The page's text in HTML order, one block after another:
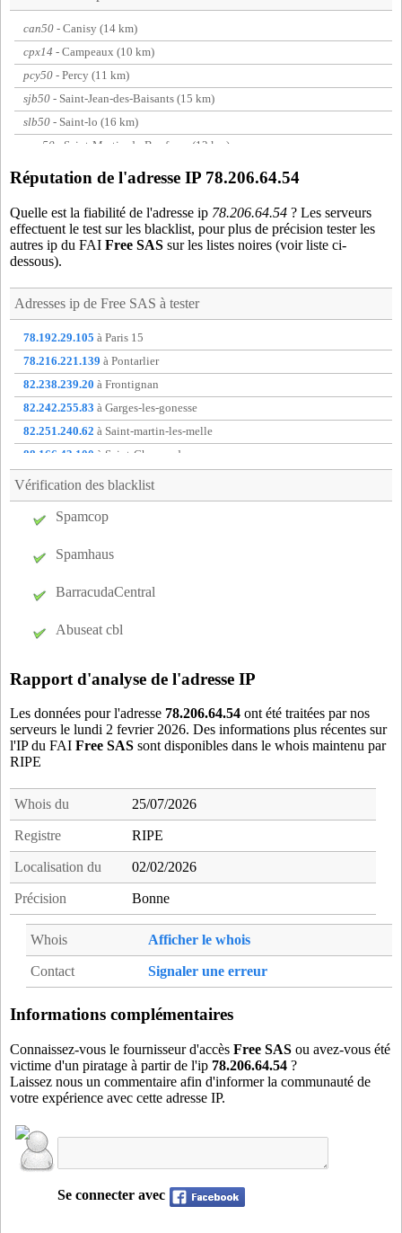
can50 - Canisy (14 km)
cpx14 - Campeaux (10 km)
pcy50 - Percy (11 km)
sjb50 - Saint-Jean-des-Baisants (15 km)
slb50 - Saint-lo (16 km)
snm50 - Saint-Martin-de-Bonfosse (12 km)
tob50
- Saint-Amand (11 km)
vll50 - Villedieu-les-Poeles (19 km)
Réputation de l'adresse IP 78.206.64.54
Quelle est la fiabilité de l'adresse ip 78.206.64.54 ? Les serveurs
effectuent le test sur les blacklist, pour plus de précision tester les
autres ip du FAI Free SAS sur les listes noires (voir liste ci-
dessous).
Adresses ip de Free SAS à tester
78.192.29.105 à Paris 15
78.216.221.139 à Pontarlier
82.238.239.20 à Frontignan
82.242.255.83 à Garges-les-gonesse
82.251.240.62 à Saint-martin-les-melle
88.166.43.100 à Saint-Chamond
88.176.95.223
à Saclas
88.184.53.153à Chatelaillon-Plage
88.186.193.8à Mennecy
91.170.182.77
Vérification des blacklist
Spamcop
Spamhaus
BarracudaCentral
Abuseat cbl
Rapport d'analyse de l'adresse IP
Les données pour l'adresse 78.206.64.54 ont été traitées par nos
serveurs le lundi 2 fevrier 2026. Des informations plus récentes sur
l'IP du FAI Free SAS sont disponibles dans le whois maintenu par
RIPE
Whois du 25/07/2026
Registre RIPE
Localisation du 02/02/2026
Précision Bonne
Whois Afficher le whois
Contact Signaler une erreur
Informations complémentaires
Connaissez-vous le fournisseur d'accès Free SAS ou avez-vous été
victime d'un piratage à partir de l'ip 78.206.64.54 ?
Laissez nous un commentaire afin d'informer la communauté de
votre expérience avec cette adresse IP.
Se connecter avec